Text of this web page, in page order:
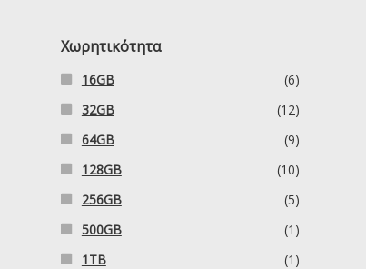
Χωρητικότητα
16GB
(6)
32GB
(12)
64GB
(9)
128GB
(10)
256GB
(5)
500GB
(1)
1TB
(1)